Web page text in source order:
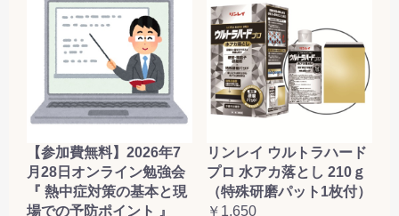
【参加費無料】2026年7
月28日オンライン勉強会
『 熱中症対策の基本と現
場での予防ポイント 』
リンレイ ウルトラハード
プロ 水アカ落とし 210ｇ
（特殊研磨パット1枚付）
￥1,650